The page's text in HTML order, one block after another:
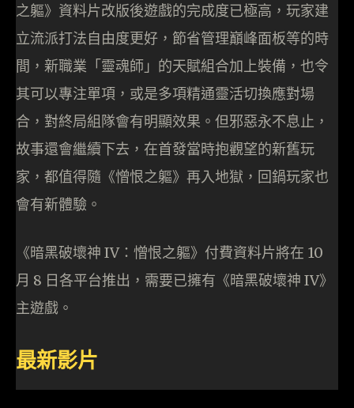
之軀》資料片改版後遊戲的完成度已極高，玩家建
立流派打法自由度更好，節省管理巔峰面板等的時
間，新職業「靈魂師」的天賦組合加上裝備，也令
其可以專注單項，或是多項精通靈活切換應對場
合，對終局組隊會有明顯效果。但邪惡永不息止，
故事還會繼續下去，在首發當時抱觀望的新舊玩
家，都值得隨《憎恨之軀》再入地獄，回鍋玩家也
會有新體驗。
《暗黑破壞神 IV：憎恨之軀》付費資料片將在 10
月 8 日各平台推出，需要已擁有《暗黑破壞神 IV》
主遊戲。
最新影片